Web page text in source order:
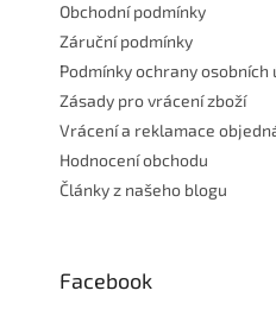
Obchodní podmínky
Záruční podmínky
Podmínky ochrany osobních
Zásady pro vrácení zboží
Vrácení a reklamace
Hodnocení obchodu
Články z našeho blogu
Facebook